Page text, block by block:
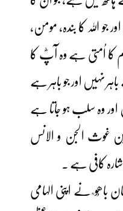
جو اللہ کا بندہ، مومن،
کا اُمتی ہے وہ آپؓ کا
نہیں اور جو باہر ہے
وہ سلب ہو جاتا ہے
غوث الجن و الانس
کافی ہے ۔
باھُو ؒ نے اپنی الہامی